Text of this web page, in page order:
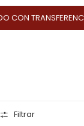
TRANSFERENCIA
Filtrar